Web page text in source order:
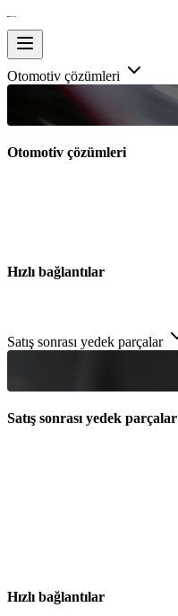
Otomotiv çözümleri
Otomotiv çözümleri
Hızlı bağlantılar
Satış sonrası yedek parçalar
Satış sonrası yedek parçalar
Hızlı bağlantılar